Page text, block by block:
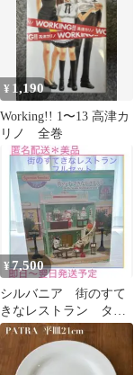
¥ 1,190
Working!! 1〜13 高津カ
リノ 全巻
¥7,500
シルバニア 街のすて
きなレストラン タウ
ンシリーズ 抜け無し